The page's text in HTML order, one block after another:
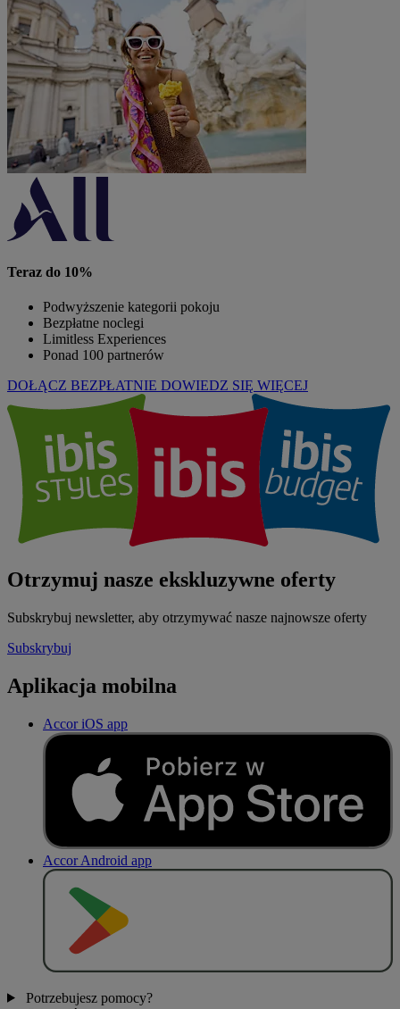
Teraz do 10%
Podwyższenie kategorii pokoju
Bezpłatne noclegi
Limitless Experiences
Ponad 100 partnerów
DOŁĄCZ BEZPŁATNIE DOWIEDZ SIĘ WIĘCEJ
Otrzymuj nasze ekskluzywne oferty
Subskrybuj newsletter, aby otrzymywać nasze najnowsze oferty
Subskrybuj
Aplikacja mobilna
Accor iOS app
Accor Android app
Potrzebujesz pomocy?